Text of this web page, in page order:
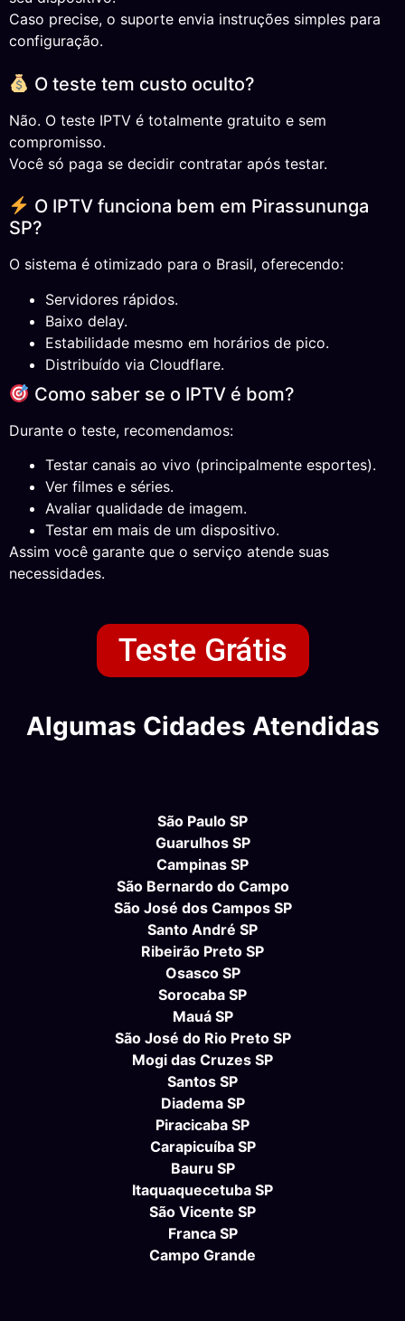
Caso precise, o suporte envia instruções simples para
configuração.
O teste tem custo oculto?
Não. O teste IPTV é totalmente gratuito e sem
compromisso.
Você só paga se decidir contratar após testar.
O IPTV funciona bem em Pirassununga
SP?
O sistema é otimizado para o Brasil, oferecendo:
Servidores rápidos.
Baixo delay.
Estabilidade mesmo em horários de pico.
Distribuído via Cloudflare.
Como saber se o IPTV é bom?
Durante o teste, recomendamos:
Testar canais ao vivo (principalmente esportes).
Ver filmes e séries.
Avaliar qualidade de imagem.
Testar em mais de um dispositivo.
Assim você garante que o serviço atende suas
necessidades.
Teste Grátis
Algumas Cidades Atendidas
São Paulo SP
Guarulhos SP
Campinas SP
São Bernardo do Campo
São José dos Campos SP
Santo André SP
Ribeirão Preto SP
Osasco SP
Sorocaba SP
Mauá SP
São José do Rio Preto SP
Mogi das Cruzes SP
Santos SP
Diadema SP
Piracicaba SP
Carapicuíba SP
Bauru SP
Itaquaquecetuba SP
São Vicente SP
Franca SP
Campo Grande